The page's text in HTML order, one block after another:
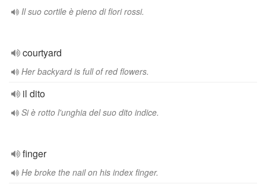
Il suo cortile è pieno di fiori rossi.
courtyard
Her backyard is full of red flowers.
il dito
Si è rotto l'unghia del suo dito indice.
finger
He broke the nail on his index finger.